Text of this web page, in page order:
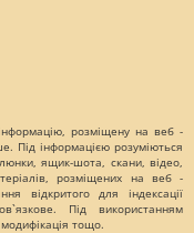
розміщену на веб -
Під інформацією розуміються
ящик-шота, скани, відео,
розміщених на веб -
відкритого для індексації
Під використанням
тощо.